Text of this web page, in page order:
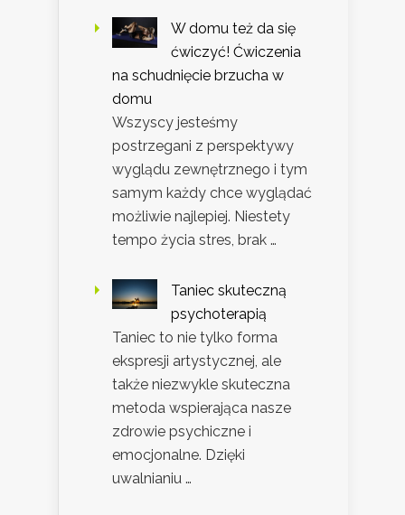
W domu też da się
ćwiczyć! Ćwiczenia
na schudnięcie brzucha w
domu
Wszyscy jesteśmy
postrzegani z perspektywy
wyglądu zewnętrznego i tym
samym każdy chce wyglądać
możliwie najlepiej. Niestety
tempo życia stres, brak …
Taniec skuteczną
psychoterapią
Taniec to nie tylko forma
ekspresji artystycznej, ale
także niezwykle skuteczna
metoda wspierająca nasze
zdrowie psychiczne i
emocjonalne. Dzięki
uwalnianiu …